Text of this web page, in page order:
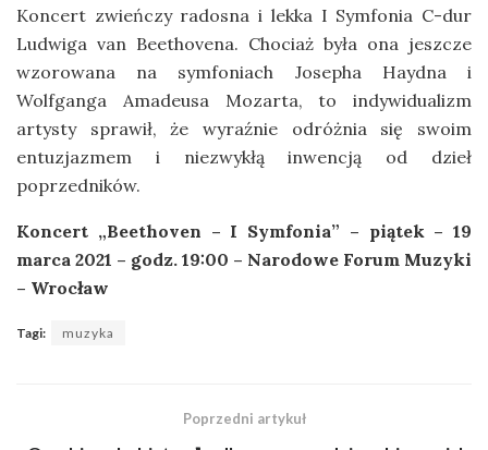
Koncert zwieńczy radosna i lekka I Symfonia C-dur
Ludwiga van Beethovena. Chociaż była ona jeszcze
wzorowana na symfoniach Josepha Haydna i
Wolfganga Amadeusa Mozarta, to indywidualizm
artysty sprawił, że wyraźnie odróżnia się swoim
entuzjazmem i niezwykłą inwencją od dzieł
poprzedników.
Koncert „Beethoven – I Symfonia” – piątek – 19
marca 2021 – godz. 19:00 – Narodowe Forum Muzyki
– Wrocław
Tagi: muzyka
Poprzedni artykuł